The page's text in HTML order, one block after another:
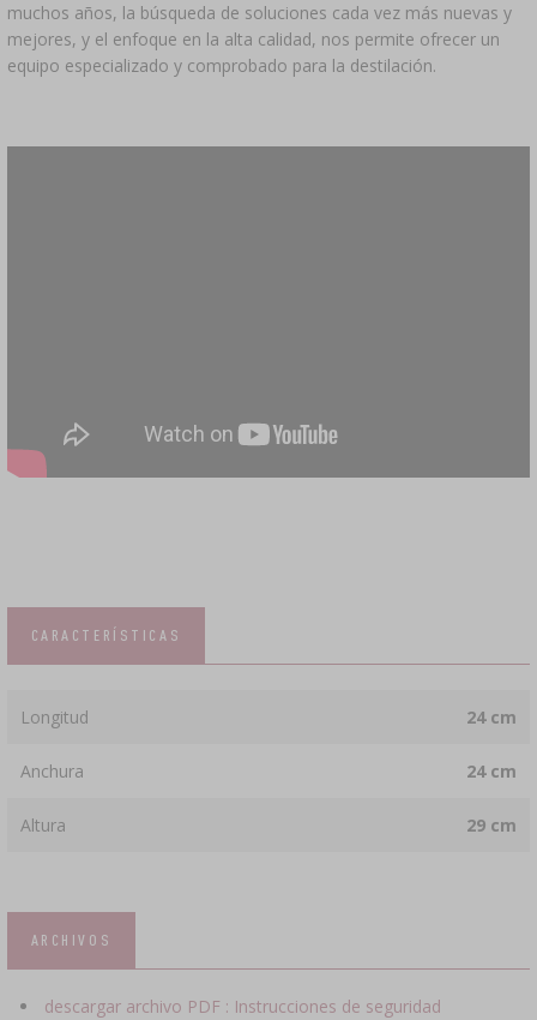
muchos años, la búsqueda de soluciones cada vez más nuevas y
mejores, y el enfoque en la alta calidad, nos permite ofrecer un
equipo especializado y comprobado para la destilación.
CARACTERÍSTICAS
Longitud 24 cm
Anchura 24 cm
Altura 29 cm
ARCHIVOS
descargar archivo PDF : Instrucciones de seguridad